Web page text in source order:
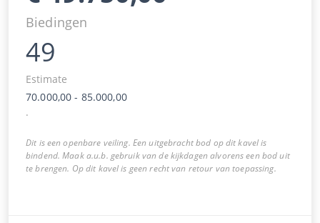
Biedingen
49
Estimate
70.000,00 - 85.000,00
.
Dit is een openbare veiling. Een uitgebracht bod op dit kavel is
bindend. Maak a.u.b. gebruik van de kijkdagen alvorens een bod uit
te brengen. Op dit kavel is geen recht van retour van toepassing.